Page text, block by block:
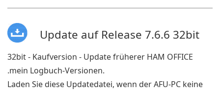
Update auf Release 7.6.6 32bit
32bit - Kaufversion - Update früherer HAM OFFICE
.mein Logbuch-Versionen.
Laden Sie diese Updatedatei, wenn der AFU-PC keine